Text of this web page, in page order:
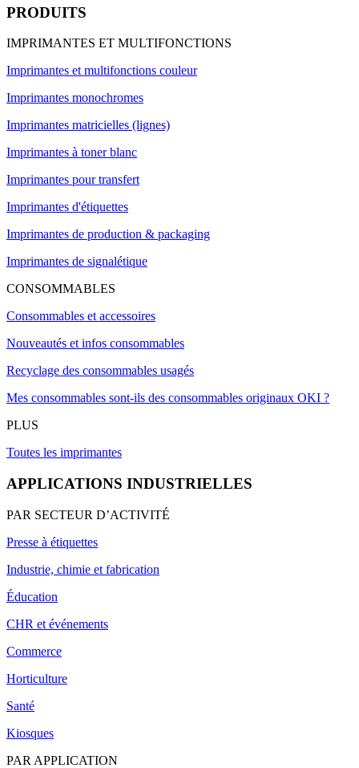
PRODUITS
IMPRIMANTES ET MULTIFONCTIONS
Imprimantes et multifonctions couleur
Imprimantes monochromes
Imprimantes matricielles (lignes)
Imprimantes à toner blanc
Imprimantes pour transfert
Imprimantes d'étiquettes
Imprimantes de production & packaging
Imprimantes de signalétique
CONSOMMABLES
Consommables et accessoires
Nouveautés et infos consommables
Recyclage des consommables usagés
Mes consommables sont-ils des consommables originaux OKI ?
PLUS
Toutes les imprimantes
APPLICATIONS INDUSTRIELLES
PAR SECTEUR D’ACTIVITÉ
Presse à étiquettes
Industrie, chimie et fabrication
Éducation
CHR et événements
Commerce
Horticulture
Santé
Kiosques
PAR APPLICATION